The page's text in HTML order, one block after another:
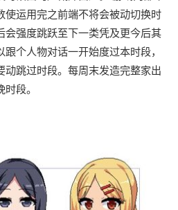
使运用完之前端不将会被动切换时
会强度跳跃至下一类凭及更今后其
跟个人物对话一开始度过本时段，
跳过时段。 每周末发造完整家出
段。